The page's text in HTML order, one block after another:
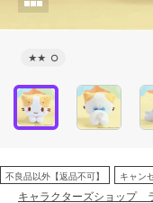
★★ ○
不良品以外【返品不可】 キャン
キャラクターズショップ